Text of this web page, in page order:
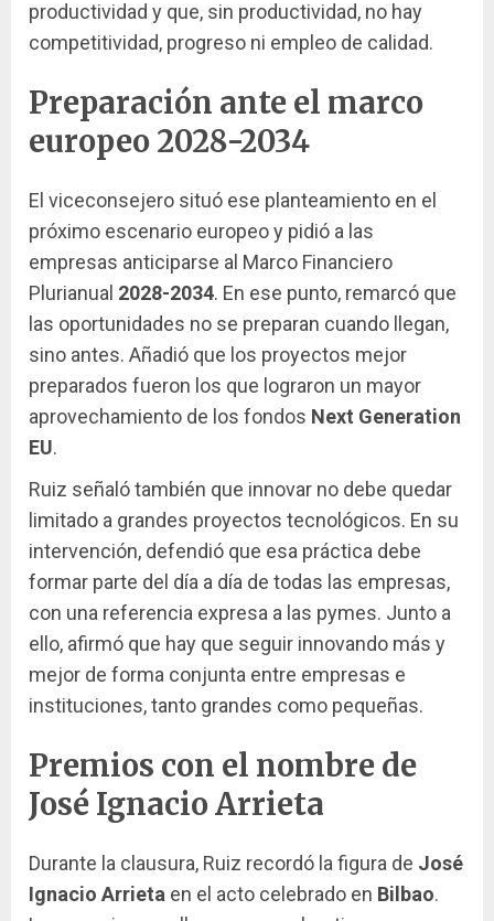
productividad y que, sin productividad, no hay
competitividad, progreso ni empleo de calidad.
Preparación ante el marco
europeo 2028-2034
El viceconsejero situó ese planteamiento en el
próximo escenario europeo y pidió a las
empresas anticiparse al Marco Financiero
Plurianual 2028-2034. En ese punto, remarcó que
las oportunidades no se preparan cuando llegan,
sino antes. Añadió que los proyectos mejor
preparados fueron los que lograron un mayor
aprovechamiento de los fondos Next Generation
EU.
Ruiz señaló también que innovar no debe quedar
limitado a grandes proyectos tecnológicos. En su
intervención, defendió que esa práctica debe
formar parte del día a día de todas las empresas,
con una referencia expresa a las pymes. Junto a
ello, afirmó que hay que seguir innovando más y
mejor de forma conjunta entre empresas e
instituciones, tanto grandes como pequeñas.
Premios con el nombre de
José Ignacio Arrieta
Durante la clausura, Ruiz recordó la figura de José
Ignacio Arrieta en el acto celebrado en Bilbao.